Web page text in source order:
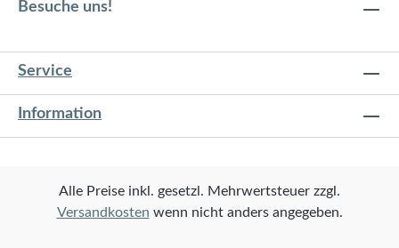
Besuche uns!
Service
Information
Alle Preise inkl. gesetzl. Mehrwertsteuer zzgl.
Versandkosten wenn nicht anders angegeben.